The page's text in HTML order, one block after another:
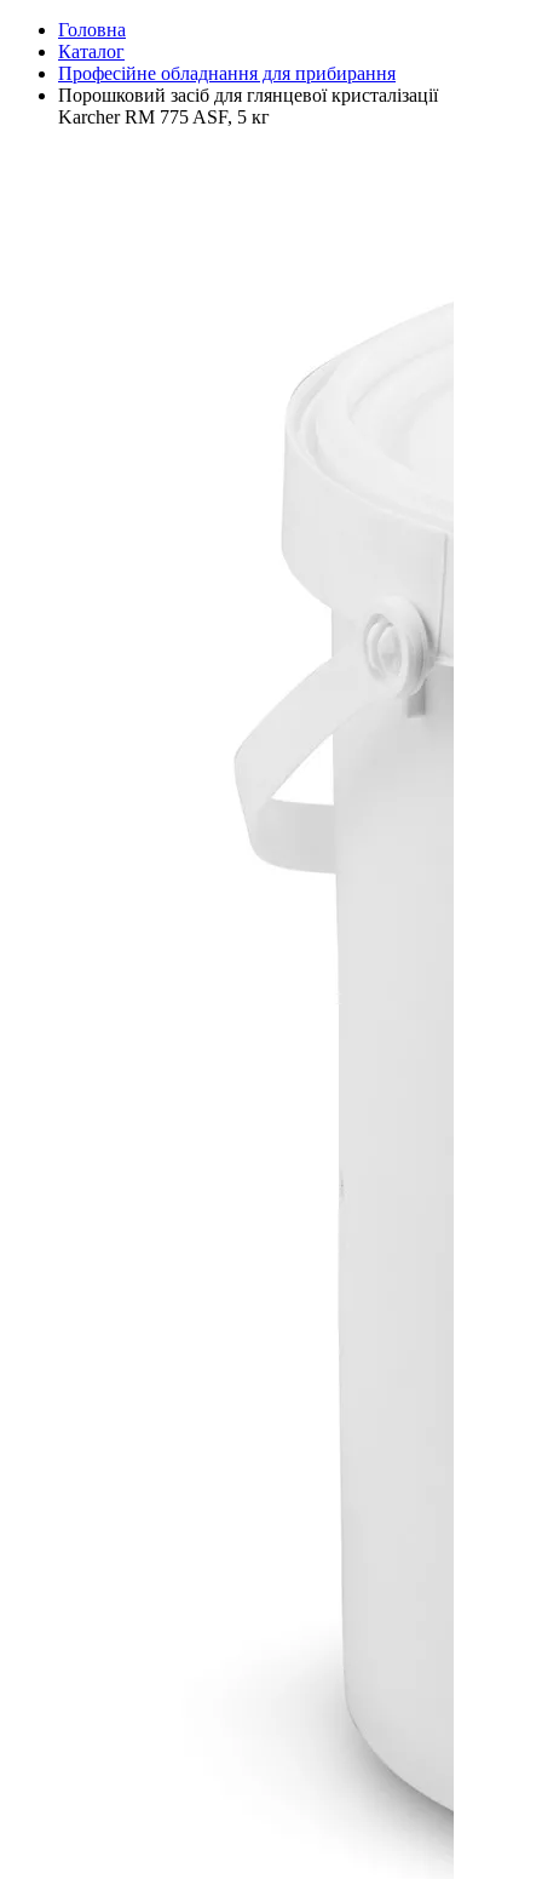
Головна
Каталог
Професійне обладнання для прибирання
Порошковий засіб для глянцевої кристалізації
Karcher RM 775 ASF, 5 кг